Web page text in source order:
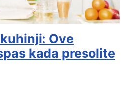
Ove
kada presolite